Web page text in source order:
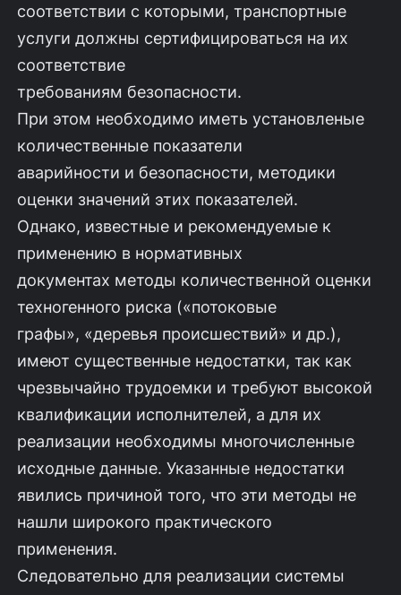
соответствии с которыми, транспортные
услуги должны сертифицироваться на их
соответствие
требованиям безопасности.
При этом необходимо иметь установленые
количественные показатели
аварийности и безопасности, методики
оценки значений этих показателей.
Однако, известные и рекомендуемые к
применению в нормативных
документах методы количественной оценки
техногенного риска («потоковые
графы», «деревья происшествий» и др.),
имеют существенные недостатки, так как
чрезвычайно трудоемки и требуют высокой
квалификации исполнителей, а для их
реализации необходимы многочисленные
исходные данные. Указанные недостатки
явились причиной того, что эти методы не
нашли широкого практического
применения.
Следовательно для реализации системы